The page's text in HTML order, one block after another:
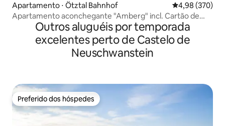
Apartamento ⋅ Ötztal Bahnhof 4,98 de uma
4,98 (370)
Apartamento aconchegante "Amberg" incl. Cartão de
Verão ÖtztalOutros aluguéis por temporada
excelentes perto de Castelo de
Neuschwanstein
Preferido dos hóspedes
Preferido dos hóspedes